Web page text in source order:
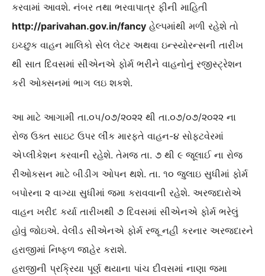
કરવામાં આવશે. નંબર તથા ભરવાપાત્ર ફીની માહિતી
http://parivahan.gov.in/fancy હેલ્પમાંથી મળી રહેશે તો
ઇચ્છુક વાહન માલિકો સેલ લેટર અથવા ઇન્સ્યોરન્સની તારીખ
થી સાત દિવસમાં સીએનએ ફોર્મ ભરીને વાહનોનું રજીસ્ટ્રેશન
કરી ઓક્સનમાં ભાગ લઇ શકશે.
આ માટે આગામી તા.૦૫/૦૭/૨૦૨૨ થી તા.૦૭/૦૭/૨૦૨૨ ના
રોજ ઉક્ત સાઇટ ઉપર લીંક મારફતે વાહન-૪ સોફટવેરમાં
એપ્લીકેશન કરવાની રહેશે. તેમજ તા. ૭ થી ૯ જૂલાઈ ના રોજ
રીઓકસન માટે બીડીગ ઓપન થશે. તા. ૧૦ જુલાઇ સુધીમાં ફોર્મ
બપોરના ૨ વાગ્યા સુધીમાં જમા કરાવવાની રહેશે. અરજદારોએ
વાહન ખરીદ કર્યા તારીખથી ૭ દિવસમાં સીએનએ ફોર્મ ભરેલું
હોવું જોઇએ. વેલીડ સીએનએ ફોર્મ રજૂ નહી કરનાર અરજદારને
હરાજીમાં નિષ્ફળ જાહેર કરાશે.
હરાજીની પ્રક્રિયા પૂર્ણ થયાના પાંચ દીવસમાં નાણા જમા